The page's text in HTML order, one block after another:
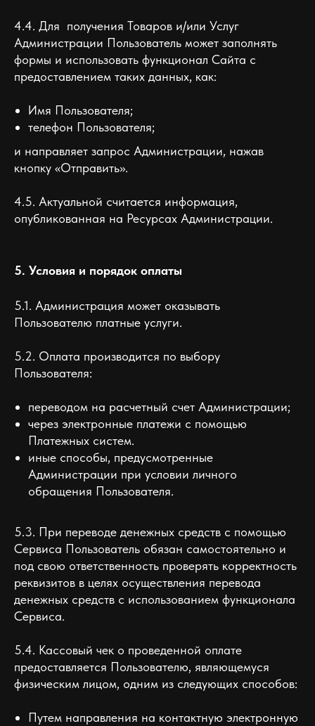
4.4. Для получения Товаров и/или Услуг
Администрации Пользователь может заполнять
формы и использовать функционал Сайта с
предоставлением таких данных, как:
Имя Пользователя;
телефон Пользователя;
и направляет запрос Администрации, нажав
кнопку «Отправить».
4.5. Актуальной считается информация,
опубликованная на Ресурсах Администрации.
5. Условия и порядок оплаты
5.1. Администрация может оказывать
Пользователю платные услуги.
5.2. Оплата производится по выбору
Пользователя:
переводом на расчетный счет Администрации;
через электронные платежи с помощью
Платежных систем.
иные способы, предусмотренные
Администрации при условии личного
обращения Пользователя.
5.3. При переводе денежных средств с помощью
Сервиса Пользователь обязан самостоятельно и
под свою ответственность проверять корректность
реквизитов в целях осуществления перевода
денежных средств с использованием функционала
Сервиса.
5.4. Кассовый чек о проведенной оплате
предоставляется Пользователю, являющемуся
физическим лицом, одним из следующих способов:
Путем направления на контактную электронную